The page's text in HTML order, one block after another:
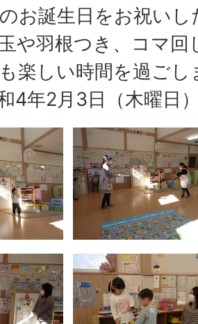
お誕生日をお祝い
や羽根つき、コマ回
楽しい時間を過ごし
4年2月3日（木曜日